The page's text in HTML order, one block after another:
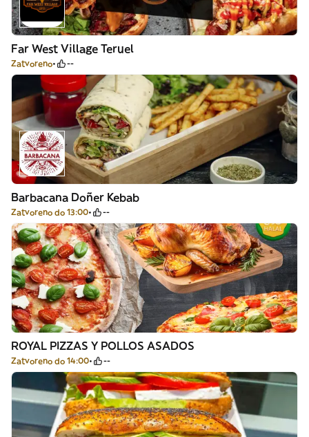
Far West Village Teruel
Zatvoreno --
Barbacana Doñer Kebab
Zatvoreno do 13:00 --
ROYAL PIZZAS Y POLLOS ASADOS
Zatvoreno do 14:00 --